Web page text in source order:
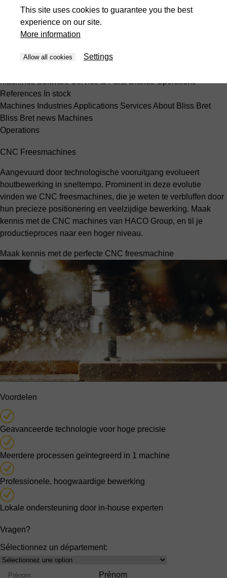
ReferencesIn stock
Presses
MachinesIndustriesApplications
Machines
MachinesSoftwareService & PartsBrandsOperations
References In stock
Machines IndustriesApplications ServicesAbout Bliss Bret
Bliss Bret news Machines
Operations
CNC Freesmachines
Aangevuurd door technologische vooruitgang evolueert
houtbewerking in sneltempo. Prominent in deze evolutie
vinden we CNC freesmachines, die je weten te verbluffen door
hun precieze positionering en veelzijdige bewerking. Maak
kennis met de CNC machines van HACO Group, en til je
productieproces naar een hoger niveau.
Maak kennis met de perfecte CNC freesmachine
Voordelen
Geavanceerde technologie voor hoge precisie
Meerdere processen geïntegreerd in 1 machine
Professionele, hoogwaardige bewerking
Lokale ondersteuning door in-house experten
Vragen?
Sélectionnez un département:
Select
product
Nom
Prénom
This site uses cookies to guarantee you the best
experience on our site.
More information
Allow all cookies Settings